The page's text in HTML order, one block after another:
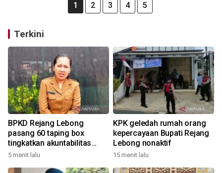
1 2 3 4 5
Terkini
BPKD Rejang Lebong
pasang 60 taping box
tingkatkan akuntabilitas
pajak
5 menit lalu
KPK geledah rumah orang
kepercayaan Bupati Rejang
Lebong nonaktif
15 menit lalu